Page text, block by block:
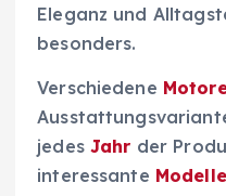
Eleganz und
besonders.
Verschiedene
jedes Jahr der
interessante Modelle